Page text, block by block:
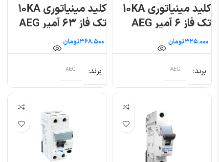
کلید مینیاتوری ۱۰KA
تک فاز ۶ آمپر AEG
تومان
برند
کلید مینیاتوری ۱۰KA
تک فاز ۶۳ آمپر AEG
تومان
برند